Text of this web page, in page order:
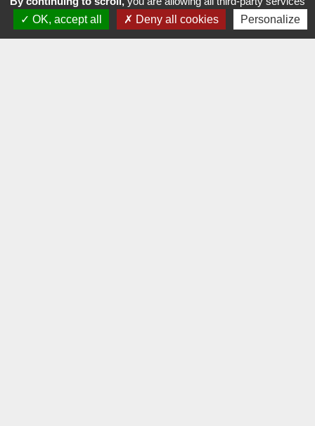
OK, accept all
Deny all cookies Personalize